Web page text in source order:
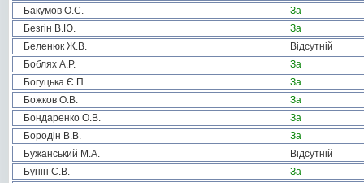
Бакумов О.С.
За
Безгін В.Ю.
За
Беленюк Ж.В.
Відсутній
Боблях А.Р.
За
Богуцька Є.П.
За
Божков О.В.
За
Бондаренко О.В.
За
Бородін В.В.
За
Бужанський М.А.
Відсутній
Бунін С.В.
За